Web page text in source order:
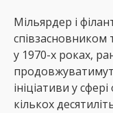
Мільярдер і
співзасновником
у 1970-х роках,
ініціативи у
кількох